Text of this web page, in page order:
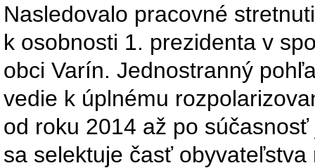
Nasledovalo pracovné
k osobnosti 1. prezidenta v
obci Varín. Jednostranný
vedie k úplnému
od roku 2014 až po
sa selektuje časť